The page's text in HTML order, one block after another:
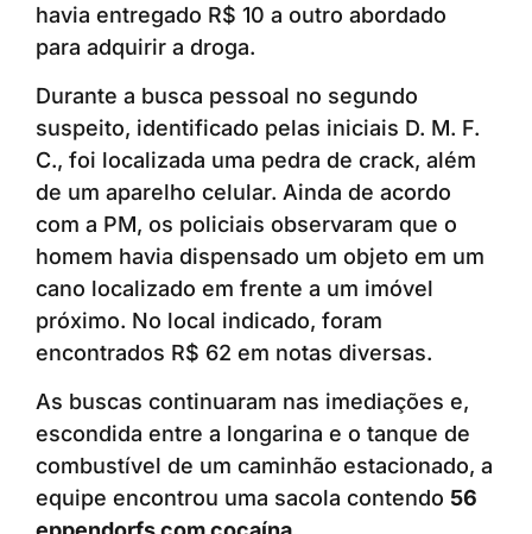
havia entregado R$ 10 a outro abordado
para adquirir a droga.
Durante a busca pessoal no segundo
suspeito, identificado pelas iniciais D. M. F.
C., foi localizada uma pedra de crack, além
de um aparelho celular. Ainda de acordo
com a PM, os policiais observaram que o
homem havia dispensado um objeto em um
cano localizado em frente a um imóvel
próximo. No local indicado, foram
encontrados R$ 62 em notas diversas.
As buscas continuaram nas imediações e,
escondida entre a longarina e o tanque de
combustível de um caminhão estacionado, a
equipe encontrou uma sacola contendo 56